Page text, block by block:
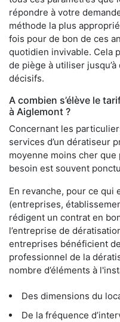
répondre à votre
méthode la plus
fois pour de bon de ces
quotidien invivable. Cela
de piège à utiliser
décisifs.
A combien s’élève le
à Aiglemont ?
Concernant les
services d’un dératiseur
moyenne moins cher
besoin est souvent
En revanche, pour ce qui
(entreprises,
rédigent un contrat en
l’entreprise de
entreprises bénéficient
professionnel de la
nombre d’éléments à
Des dimensions du
De la fréquence